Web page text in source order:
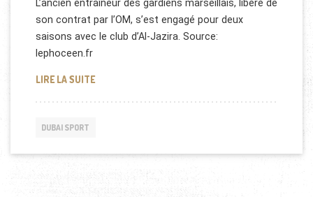
L’ancien entraîneur des gardiens marseillais, libéré de
son contrat par l’OM, s’est engagé pour deux
saisons avec le club d’Al-Jazira. Source:
lephoceen.fr
LIRE LA SUITELAURENT SPINOSI AUX EMIRATS ARABES UNIS
DUBAI SPORT